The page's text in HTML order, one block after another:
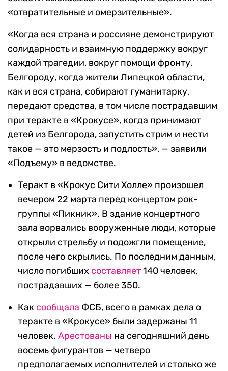
«отвратительные и омерзительные».
«Когда вся страна и россияне демонстрируют
солидарность и взаимную поддержку вокруг
каждой трагедии, вокруг помощи фронту,
Белгороду, когда жители Липецкой области,
как и вся страна, собирают гуманитарку,
передают средства, в том числе пострадавшим
при теракте в «Крокусе», когда принимают
детей из Белгорода, запустить стрим и нести
такое — это мерзость и подлость», — заявили
«Подъему» в ведомстве.
Теракт в «Крокус Сити Холле» произошел
вечером 22 марта перед концертом рок-
группы «Пикник». В здание концертного
зала ворвались вооруженные люди, которые
открыли стрельбу и подожгли помещение,
после чего скрылись. По последним данным,
число погибших составляет140 человек,
пострадавших — более 350.
Как сообщала ФСБ, всего в рамках дела о
теракте в «Крокусе» были задержаны 11
человек. Арестованы на сегодняшний день
восемь фигурантов — четверо
предполагаемых исполнителей и столько же